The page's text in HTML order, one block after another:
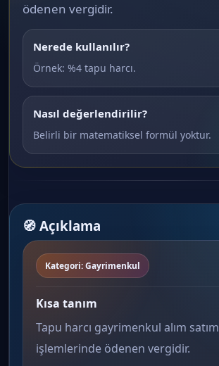
ödenen vergidir.
Nerede kullanılır?
Örnek: %4 tapu harcı.
Nasıl değerlendirilir?
Belirli bir matematiksel formül yoktur.
🧭 Açıklama
Kategori: Gayrimenkul
Kısa tanım
Tapu harcı gayrimenkul alım satım
işlemlerinde ödenen vergidir.